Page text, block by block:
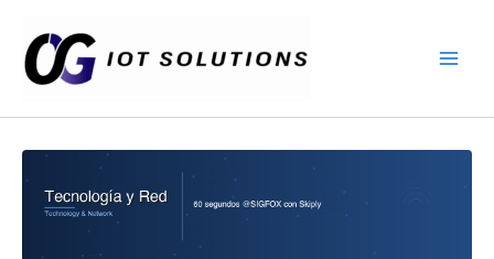
contenido